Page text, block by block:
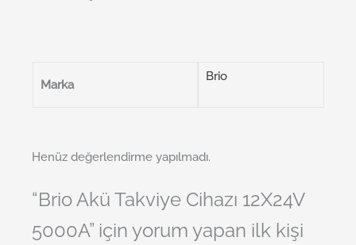
Marka
Brio
Henüz değerlendirme yapılmadı.
“Brio Akü Takviye Cihazı 12X24V
5000A” için yorum yapan ilk kişi